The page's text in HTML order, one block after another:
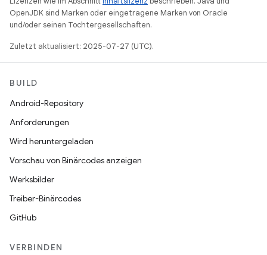
OpenJDK sind Marken oder eingetragene Marken von Oracle
und/oder seinen Tochtergesellschaften.
Zuletzt aktualisiert: 2025-07-27 (UTC).
BUILD
Android-Repository
Anforderungen
Wird heruntergeladen
Vorschau von Binärcodes anzeigen
Werksbilder
Treiber-Binärcodes
GitHub
VERBINDEN